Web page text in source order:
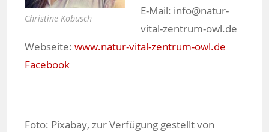
Christine Kobusch
E-Mail: info@natur-
vital-zentrum-owl.de
Webseite:www.natur-vital-zentrum-owl.de
Facebook
Foto: Pixabay, zur Verfügung gestellt von